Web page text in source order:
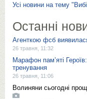
Усі новини на тему
Останні
Агенткою фсб
26 травня, 11:32
Марафон пам’яті Героїв:
тренування
26 травня, 11:06
Волиняни сьогодні